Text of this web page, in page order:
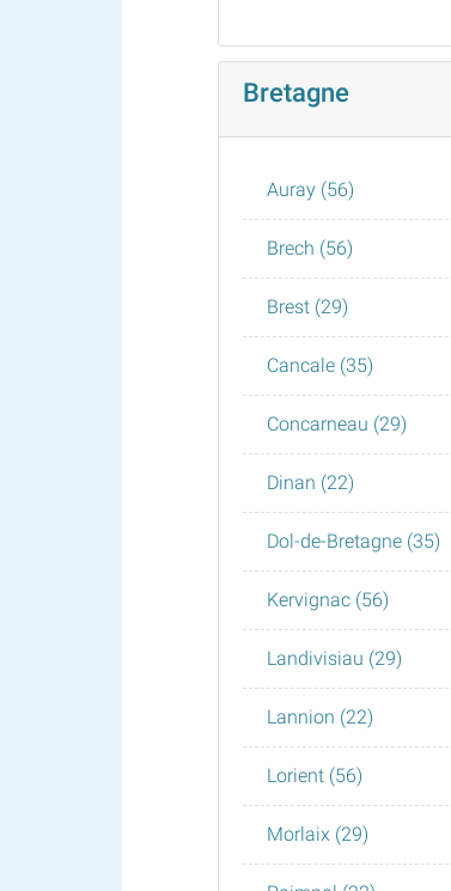
Bretagne
Auray (56)
Brech (56)
Brest (29)
Cancale (35)
Concarneau (29)
Dinan (22)
Dol-de-Bretagne (35)
Kervignac (56)
Landivisiau (29)
Lannion (22)
Lorient (56)
Morlaix (29)